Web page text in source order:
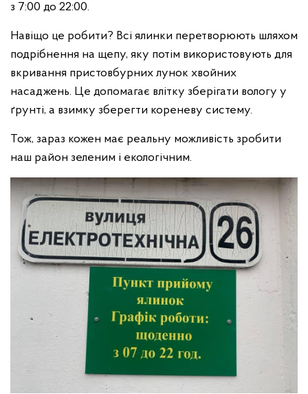
з 7:00 до 22:00.
Навіщо це робити? Всі ялинки перетворюють шляхом
подрібнення на щепу, яку потім використовують для
вкривання пристовбурних лунок хвойних
насаджень. Це допомагає влітку зберігати вологу у
ґрунті, а взимку зберегти кореневу систему.
Тож, зараз кожен має реальну можливість зробити
наш район зеленим і екологічним.